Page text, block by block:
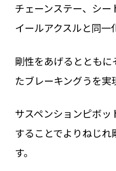
チェーンステー、シ
イールアクスルと同一
剛性をあげるととも
たブレーキングうを実
サスペンションピボッ
することでよりねじれ
す。